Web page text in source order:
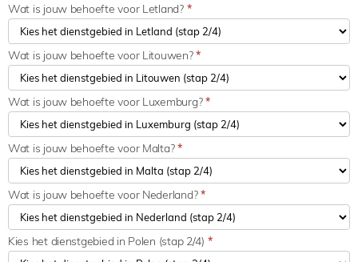
Wat is jouw behoefte voor Letland? *
Wat is jouw behoefte voor Litouwen?*
Wat is jouw behoefte voor Luxemburg?*
Wat is jouw behoefte voor Malta?*
Wat is jouw behoefte voor Nederland?*
Kies het dienstgebied in Polen (stap 2/4) *